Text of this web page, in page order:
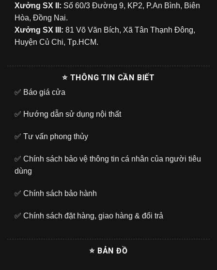
Xưởng SX II: Số 60/3 Đường 9, KP2, P.An Bình, Biên
Hòa, Đồng Nai.
Xưởng SX III: 81 Võ Văn Bích, Xã Tân Thạnh Đông,
Huyện Củ Chi, Tp.HCM.
⭐ THÔNG TIN CẦN BIẾT
✅ Báo giá cửa
✅ Hướng dẫn sử dụng nội thất
✅ Tư vấn phong thủy
✅ Chính sách bảo vệ thông tin cá nhân của người tiêu
dùng
✅ Chính sách bảo hành
✅ Chính sách đặt hàng, giao hàng & đổi trả
⭐ BẢN ĐỒ